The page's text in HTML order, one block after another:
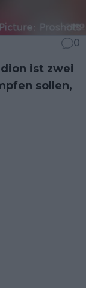
0
ist zwei
sollen,